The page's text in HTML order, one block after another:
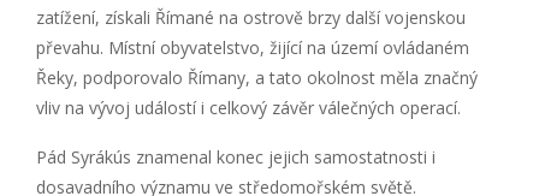
zatížení, získali Římané na ostrově brzy další vojenskou
převahu. Místní obyvatelstvo, žijící na území ovládaném
Řeky, podporovalo Římany, a tato okolnost měla značný
vliv na vývoj událostí i celkový závěr válečných operací.
Pád Syrákús znamenal konec jejich samostatnosti i
dosavadního významu ve středomořském světě.